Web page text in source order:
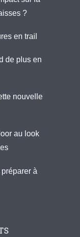
?
en trail
de plus en
nouvelle
au look
à